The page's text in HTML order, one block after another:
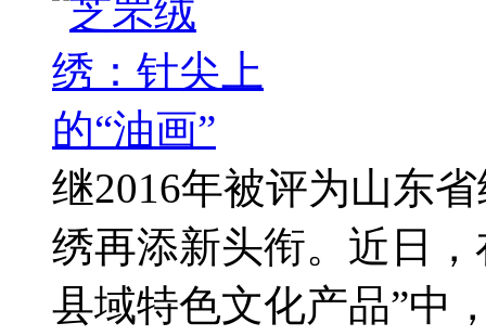
继2016年被评为山东
绣再添新头衔。近日
县域特色文化产品”中